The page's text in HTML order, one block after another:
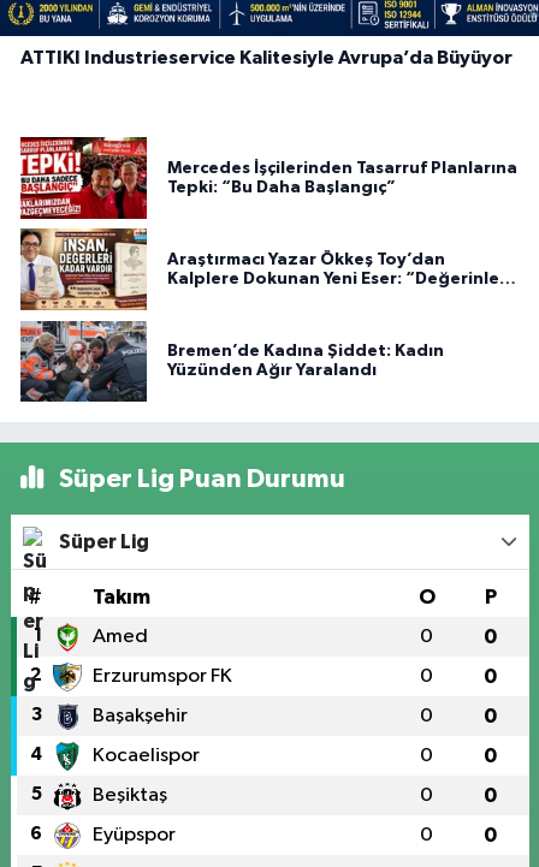
ATTIKI Industrieservice Kalitesiyle Avrupa’da Büyüyor
Mercedes İşçilerinden Tasarruf Planlarına
Tepki: “Bu Daha Başlangıç”
Araştırmacı Yazar Ökkeş Toy’dan
Kalplere Dokunan Yeni Eser: “Değerinle
Bremen’de Kadına Şiddet: Kadın
Yüzünden Ağır Yaralandı
Süper Lig Puan Durumu
Süper Lig
# Takım O P
1 Amed 0 0
2 Erzurumspor FK 0 0
3 Başakşehir 0 0
4 Kocaelispor 0 0
5 Beşiktaş 0 0
6 Eyüpspor 0 0